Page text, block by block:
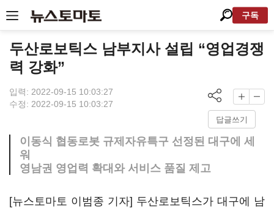
구독
두산로보틱스 남부지사 설립 “영업경쟁
력 강화”
입력: 2022-09-15 10:03:27
수정: 2022-09-15 10:03:27
답글쓰기
이동식 협동로봇 규제자유특구 선정된 대구에 세
워
영남권 영업력 확대와 서비스 품질 제고
[뉴스토마토 이범종 기자] 두산로보틱스가 대구에 남